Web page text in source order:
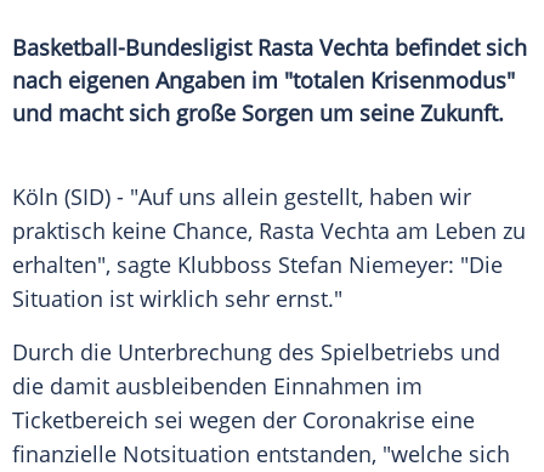
Basketball-Bundesligist Rasta Vechta befindet sich
nach eigenen Angaben im "totalen Krisenmodus"
und macht sich große Sorgen um seine Zukunft.
Köln (SID) - "Auf uns allein gestellt, haben wir
praktisch keine Chance, Rasta Vechta am Leben zu
erhalten", sagte Klubboss Stefan Niemeyer: "Die
Situation ist wirklich sehr ernst."
Durch die Unterbrechung des Spielbetriebs und
die damit ausbleibenden Einnahmen im
Ticketbereich sei wegen der Coronakrise eine
finanzielle Notsituation entstanden, "welche sich